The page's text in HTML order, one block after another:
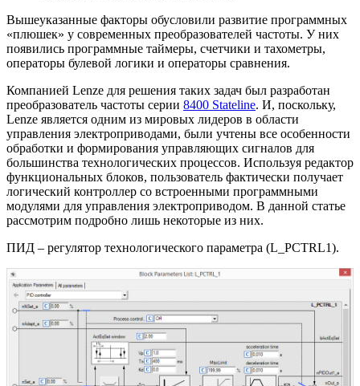
Вышеуказанные факторы обусловили развитие программных
«плюшек» у современных преобразователей частоты. У них
появились программные таймеры, счетчики и тахометры,
операторы булевой логики и операторы сравнения.
Компанией Lenze для решения таких задач был разработан
преобразователь частоты серии 8400 Stateline. И, поскольку,
Lenze является одним из мировых лидеров в области
управления электроприводами, были учтены все особенности
обработки и формирования управляющих сигналов для
большинства технологических процессов. Используя редактор
функциональных блоков, пользователь фактически получает
логический контроллер со встроенными программными
модулями для управления электроприводом. В данной статье
рассмотрим подробно лишь некоторые из них.
ПИД – регулятор технологического параметра (L_PCTRL1).